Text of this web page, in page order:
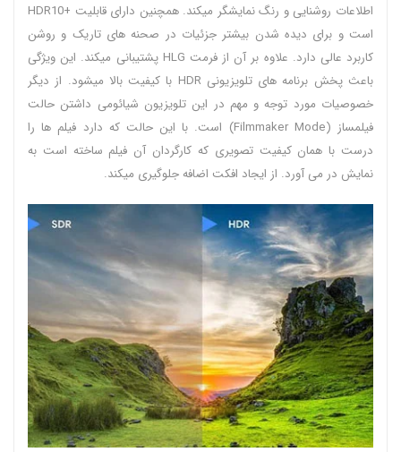
اطلاعات روشنایی و رنگ نمایشگر میکند. همچنین دارای قابلیت +HDR10
است و برای دیده شدن بیشتر جزئیات در صحنه های تاریک و روشن
کاربرد عالی دارد. علاوه بر آن از فرمت HLG پشتیبانی میکند. این ویژگی
باعث پخش برنامه های تلویزیونی HDR با کیفیت بالا میشود. از دیگر
خصوصیات مورد توجه و مهم در این تلویزیون شیائومی داشتن حالت
فیلمساز (Filmmaker Mode) است. با این حالت که دارد فیلم ها را
درست با همان کیفیت تصویری که کارگردان آن فیلم ساخته است به
نمایش در می آورد. از ایجاد افکت اضافه جلوگیری میکند.